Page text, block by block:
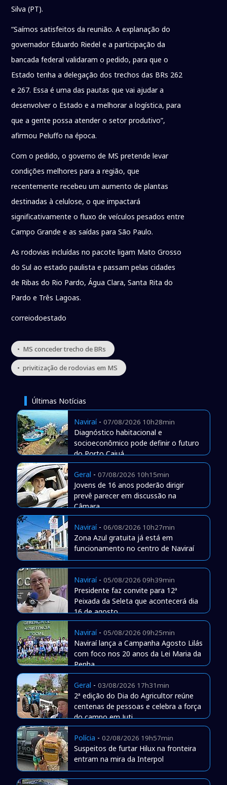
Silva (PT).
“Saímos satisfeitos da reunião. A explanação do
governador Eduardo Riedel e a participação da
bancada federal validaram o pedido, para que o
Estado tenha a delegação dos trechos das BRs 262
e 267. Essa é uma das pautas que vai ajudar a
desenvolver o Estado e a melhorar a logística, para
que a gente possa atender o setor produtivo”,
afirmou Peluffo na época.
Com o pedido, o governo de MS pretende levar
condições melhores para a região, que
recentemente recebeu um aumento de plantas
destinadas à celulose, o que impactará
significativamente o fluxo de veículos pesados entre
Campo Grande e as saídas para São Paulo.
As rodovias incluídas no pacote ligam Mato Grosso
do Sul ao estado paulista e passam pelas cidades
de Ribas do Rio Pardo, Água Clara, Santa Rita do
Pardo e Três Lagoas.
correiodoestado
• MS conceder trecho de BRs
• privitização de rodovias em MS
Últimas Notícias
Naviraí- 07/08/2026 10h28min
Diagnóstico habitacional e
socioeconômico pode definir o futuro
do Porto Caiuá
Geral - 07/08/2026 10h15min
Jovens de 16 anos poderão dirigir
prevê parecer em discussão na
Câmara
Naviraí- 06/08/2026 10h27min
Zona Azul gratuita já está em
funcionamento no centro de Naviraí
Naviraí- 05/08/2026 09h39min
Presidente faz convite para 12ª
Peixada da Seleta que acontecerá dia
16 de agosto
Naviraí- 05/08/2026 09h25min
Naviraí lança a Campanha Agosto Lilás
com foco nos 20 anos da Lei Maria da
Penha
Geral - 03/08/2026 17h31min
2ª edição do Dia do Agricultor reúne
centenas de pessoas e celebra a força
do campo em Juti
Polícia - 02/08/2026 19h57min
Suspeitos de furtar Hilux na fronteira
entram na mira da Interpol